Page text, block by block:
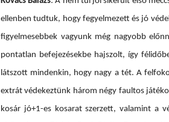
ellenben tudtuk, hogy fegyelmezett és jó
figyelmesebbek vagyunk még nagyobb
pontatlan befejezésekbe hajszolt, így
látszott mindenkin, hogy nagy a tét. A
extrát védekeztünk három négy faultos
kosár jó+1-es kosarat szerzett, valamint a